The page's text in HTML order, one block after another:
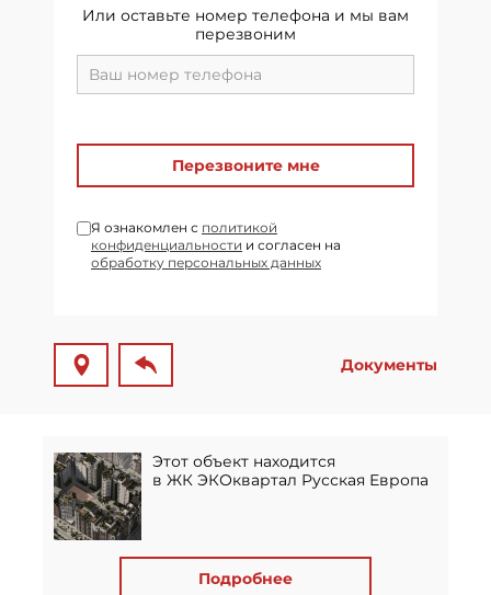
Или оставьте номер телефона и мы вам
перезвоним
Перезвоните мне
Я ознакомлен с политикой
конфиденциальности и согласен на
обработку персональных данных
Документы
Этот объект находится
в ЖК ЭКОквартал Русская Европа
Подробнее